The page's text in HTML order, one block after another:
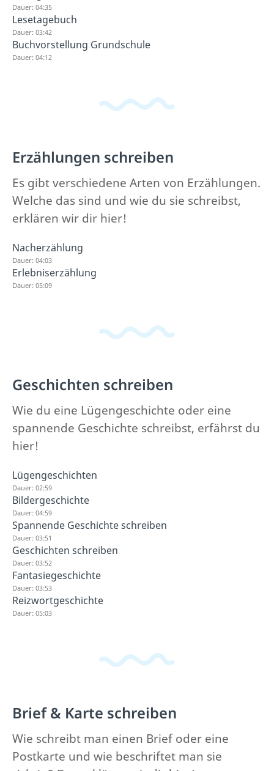
Dauer: 04:35
Lesetagebuch
Dauer: 03:42
Buchvorstellung Grundschule
Dauer: 04:12
Erzählungen schreiben
Es gibt verschiedene Arten von Erzählungen.
Welche das sind und wie du sie schreibst,
erklären wir dir hier!
Nacherzählung
Dauer: 04:03
Erlebniserzählung
Dauer: 05:09
Geschichten schreiben
Wie du eine Lügengeschichte oder eine
spannende Geschichte schreibst, erfährst du
hier!
Lügengeschichten
Dauer: 02:59
Bildergeschichte
Dauer: 04:59
Spannende Geschichte schreiben
Dauer: 03:51
Geschichten schreiben
Dauer: 03:52
Fantasiegeschichte
Dauer: 03:53
Reizwortgeschichte
Dauer: 05:03
Brief & Karte schreiben
Wie schreibt man einen Brief oder eine
Postkarte und wie beschriftet man sie